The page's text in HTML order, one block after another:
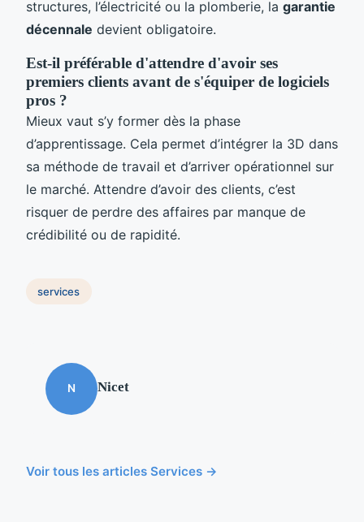
structures, l’électricité ou la plomberie, la garantie
décennale devient obligatoire.
Est-il préférable d'attendre d'avoir ses
premiers clients avant de s'équiper de logiciels
pros ?
Mieux vaut s’y former dès la phase
d’apprentissage. Cela permet d’intégrer la 3D dans
sa méthode de travail et d’arriver opérationnel sur
le marché. Attendre d’avoir des clients, c’est
risquer de perdre des affaires par manque de
crédibilité ou de rapidité.
services
N Nicet
Voir tous les articles Services →